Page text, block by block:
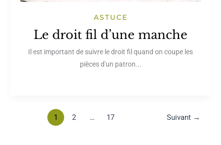
ASTUCE
Le droit fil d’une manche
Il est important de suivre le droit fil quand on coupe les
pièces d'un patron...
1 2 … 17 Suivant →